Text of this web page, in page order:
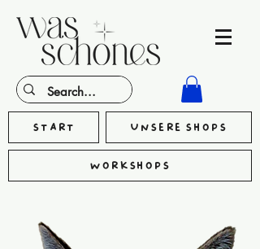
Start Unsere Shops
Workshops